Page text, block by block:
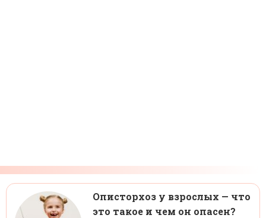
Описторхоз у взрослых — что
это такое и чем он опасен?